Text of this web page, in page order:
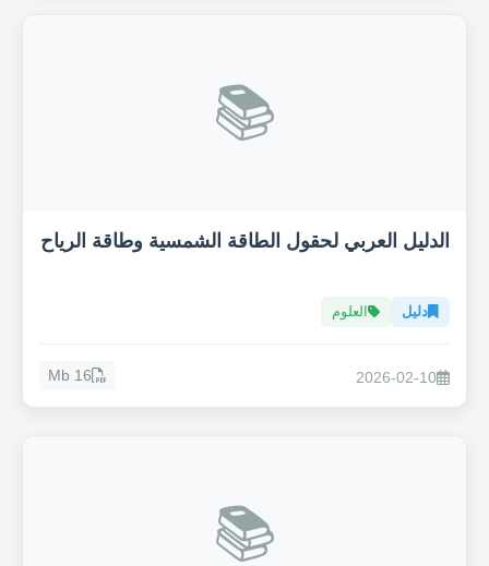
📚
الدليل العربي لحقول الطاقة الشمسية وطاقة الرياح
دليل العلوم
2026-02-10
16 Mb
📚